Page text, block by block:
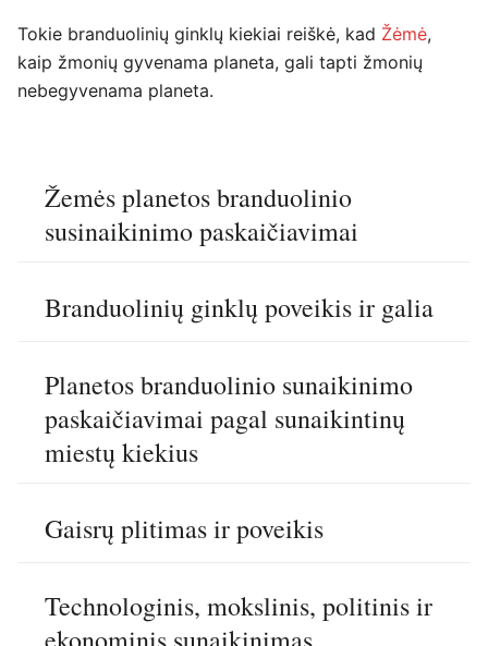
Tokie branduolinių ginklų kiekiai reiškė, kad Žėmė,
kaip žmonių gyvenama planeta, gali tapti žmonių
nebegyvenama planeta.
Žemės planetos branduolinio
susinaikinimo paskaičiavimai
Branduolinių ginklų poveikis ir galia
Planetos branduolinio sunaikinimo
paskaičiavimai pagal sunaikintinų
miestų kiekius
Gaisrų plitimas ir poveikis
Technologinis, mokslinis, politinis ir